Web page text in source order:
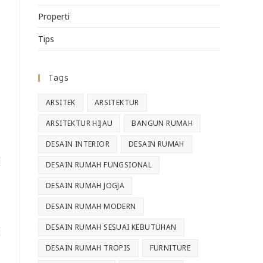
Properti
Tips
Tags
ARSITEK ARSITEKTUR
ARSITEKTUR HIJAU BANGUN RUMAH
DESAIN INTERIOR DESAIN RUMAH
DESAIN RUMAH FUNGSIONAL
DESAIN RUMAH JOGJA
DESAIN RUMAH MODERN
DESAIN RUMAH SESUAI KEBUTUHAN
DESAIN RUMAH TROPIS FURNITURE